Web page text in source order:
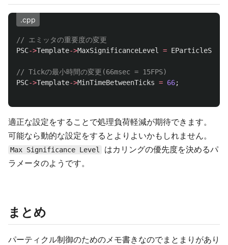
.cpp
// エミッタの重要度の変更
PSC->Template->MaxSignificanceLevel =
// Tickの最小時間の変更(66msec = 15FPS)
PSC->Template->MinTimeBetweenTicks = 66;
適正な設定をすることで処理負荷軽減が期待できます。
可能なら動的な設定をするとよりよいかもしれません。
Max Significance Level
はカリングの優先度を決めるパ
ラメータのようです。
まとめ
パーティクル制御のためのメモ書きなのでまとまりがあり